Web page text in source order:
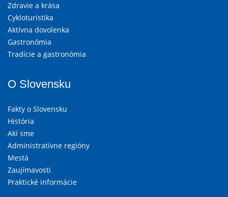
Zdravie a krása
Cykloturistika
Aktívna dovolenka
Gastronómia
Tradície a gastronómia
O Slovensku
Fakty o Slovensku
História
Akí sme
Administratívne regióny
Mestá
Zaujímavosti
Praktické informácie